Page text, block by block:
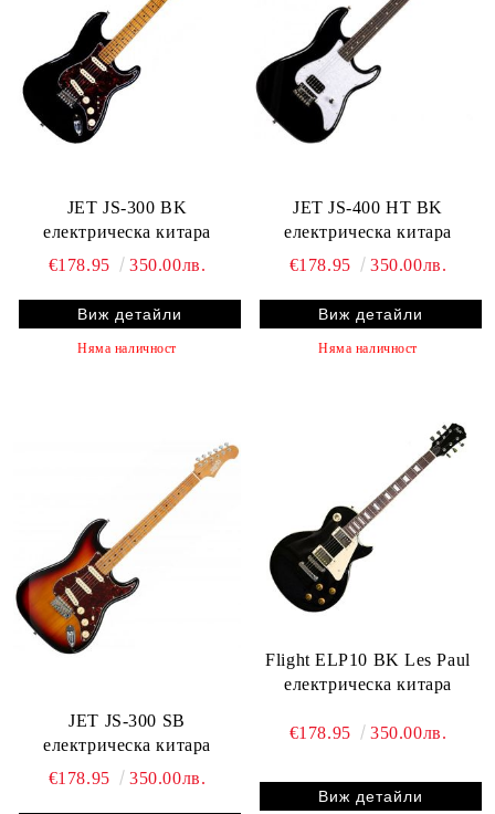
JET JS-300 BK
електрическа китара
€178.95
350.00лв.
Виж детайли
Няма наличност
JET JS-400 HT BK
електрическа китара
€178.95
350.00лв.
Виж детайли
Няма наличност
JET JS-300 SB
електрическа китара
€178.95
350.00лв.
Flight ELP10 BK Les Paul
електрическа китара
€178.95 350.00лв.
Виж детайли